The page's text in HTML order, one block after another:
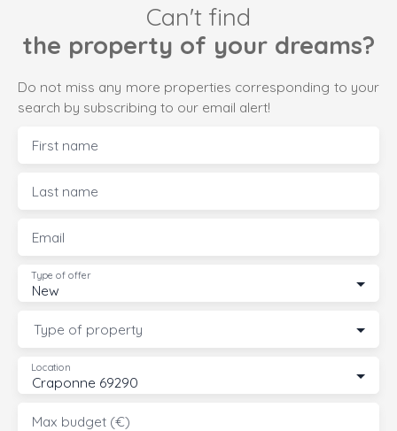
Can't find
the property of your dreams?
Do not miss any more properties corresponding to your
search by subscribing to our email alert!
First name
Last name
Email
New
Type of offer
Type of property
Craponne 69290
Location
Max budget (€)